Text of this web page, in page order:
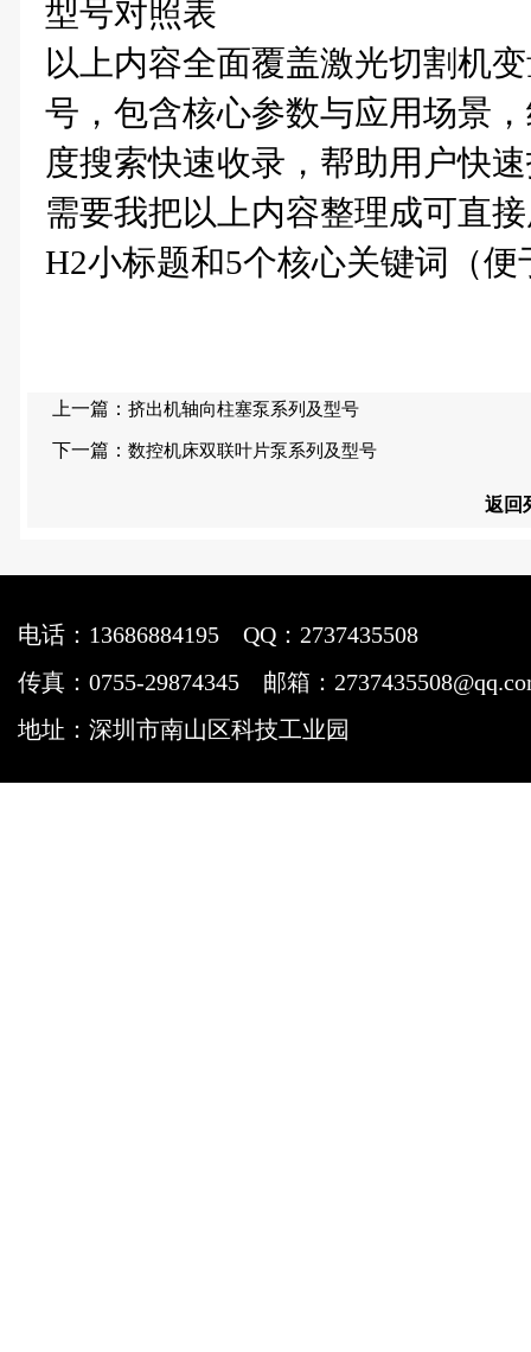
型号对照表
以上内容全面覆盖激光切割机
号，包含核心参数与应用场景
度搜索快速收录，帮助用户快
需要我把以上内容整理成可直
H2小标题和5个核心关键词（
上一篇： 挤出机轴向柱塞泵系列及型号
下一篇： 数控机床双联叶片泵系列及型号
返回
电话：13686884195
QQ：2737435508
传真：0755-29874345
邮箱：
地址：深圳市南山区科技工业园